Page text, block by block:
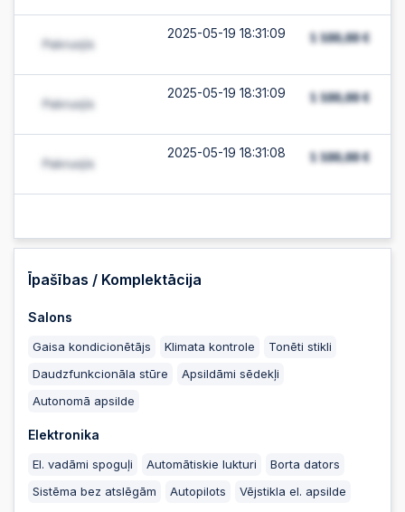
2025-05-19 18:31:09
2025-05-19 18:31:09
2025-05-19 18:31:08
2025-05-19 18:31:07
Īpašības / Komplektācija
Salons
Gaisa kondicionētājs Klimata kontrole
Tonēti stikli
Daudzfunkcionāla stūre
Apsildāmi sēdekļi
Autonomā apsilde
Elektronika
El. vadāmi spoguļi Automātiskie lukturi
Borta dators
Sistēma bez atslēgām
Autopilots Vējstikla el. apsilde